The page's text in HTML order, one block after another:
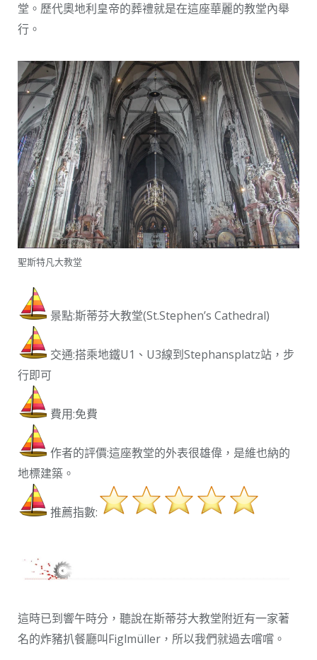
堂。歷代奧地利皇帝的葬禮就是在這座華麗的教堂內舉
行。
聖斯特凡大教堂
景點:斯蒂芬大教堂(St.Stephen’s Cathedral)
交通:搭乘地鐵U1、U3線到Stephansplatz站，步
行即可
費用:免費
作者的評價:這座教堂的外表很雄偉，是維也納的
地標建築。
推薦指數:
這時已到響午時分，聽說在斯蒂芬大教堂附近有一家著
名的炸豬扒餐廳叫Figlmüller，所以我們就過去嚐嚐。